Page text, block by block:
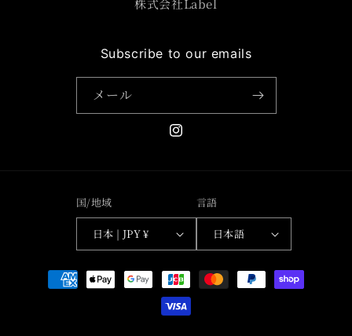
Subscribe to our emails
メール
Instagram
国/地域
日本 | JPY ¥
言語
日本語